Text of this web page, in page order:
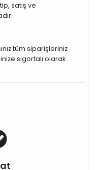
satış ve
tüm siparişleriniz
sigortalı olarak